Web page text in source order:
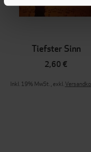
Tiefster Sinn
2,60 €
Inkl. 19% MwSt.,exkl.